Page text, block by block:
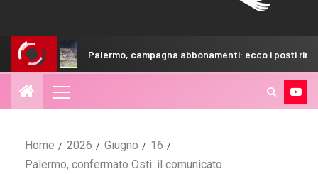
Palermo, campagna abbonamenti: ecco i posti rimasti
Home 2026 Giugno
16
Palermo, confermato Osti: il comunicato